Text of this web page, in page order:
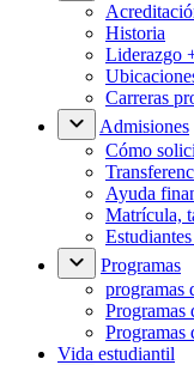
Historia
Liderazgo
Carreras
Admisiones
Cómo
Ayuda
Matrícula,
Programas
programas
Programas
Programas
Vida estudiantil